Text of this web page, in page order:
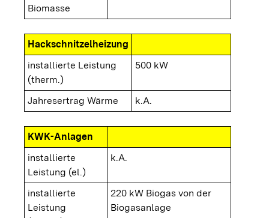
Biomasse
Hackschnitzelheizung
installierte Leistung
(therm.)
500 kW
Jahresertrag Wärme k.A.
KWK-Anlagen
installierte
Leistung (el.)
k.A.
installierte
Leistung
220 kW Biogas von der
Biogasanlage